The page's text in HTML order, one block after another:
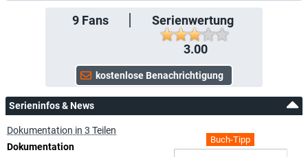
9Fans
Serienwertung
3.00
Serieninfos & News
Buch-Tipp
Dokumentation in 3 Teilen
Dokumentation